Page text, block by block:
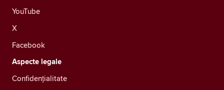
YouTube
X
Facebook
Aspecte legale
Confidenţialitate